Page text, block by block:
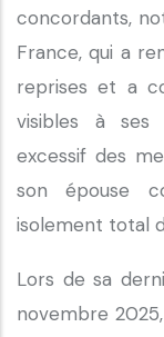
concordants,
France, qui a
reprises et a
visibles à ses
excessif des
son épouse
isolement total
Lors de sa
novembre